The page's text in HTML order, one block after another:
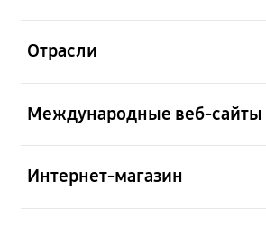
Отрасли
Международные веб-сайты
Интернет-магазин